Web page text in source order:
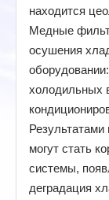
находится
Медные
осушения
холодильных
Результатами
могут стать
системы,
деградация